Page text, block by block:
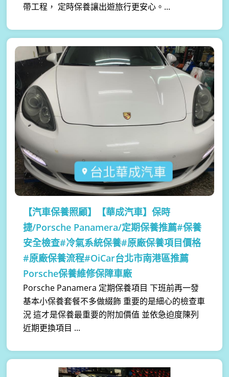
帶工程， 定時保養讓出遊旅行更安心。...
【汽車保養照顧】
【華成汽車】保時
捷/Porsche Panamera/定期保養推薦#保養
安全檢查#冷氣系統保養#原廠保養項目價格
#原廠保養流程#OiCar台北市南港區推薦
Porsche保養維修保障車廠
Porsche Panamera 定期保養項目 下班前再一發
基本小保養套餐不多做綴飾 重要的是細心的檢查車
況 這才是保養最重要的附加價值 並依急迫度陳列
近期更換項目 ...